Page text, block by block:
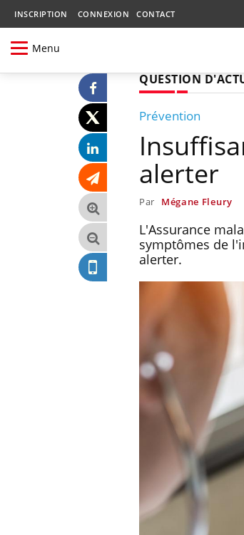
INSCRIPTION CONNEXION CONTACT
Menu
QUESTION
Prévention
alerter
Par Mégane Fleury
L'Assurance
symptômes de
alerter.